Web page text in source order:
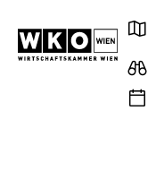
Inhalt
springen
Hauptnavigation
springen
Footer
springen